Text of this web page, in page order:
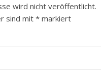
wird nicht veröffentlicht.
sind mit * markiert